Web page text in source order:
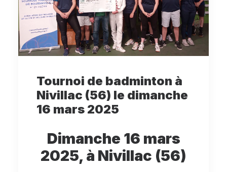
Tournoi de badminton à
Nivillac (56) le dimanche
16 mars 2025
Dimanche 16 mars
2025, à Nivillac (56)